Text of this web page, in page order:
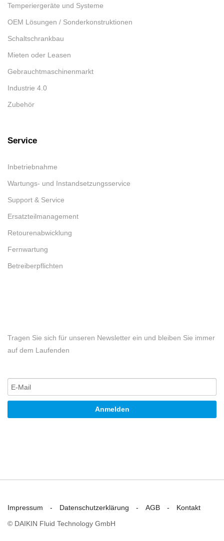
Temperiergeräte und Systeme
OEM Lösungen / Sonderkonstruktionen
Schaltschrankbau
Mieten oder Leasen
Gebrauchtmaschinenmarkt
Industrie 4.0
Zubehör
Service
Inbetriebnahme
Wartungs- und Instandsetzungsservice
Support & Service
Ersatzteilmanagement
Retourenabwicklung
Fernwartung
Betreiberpflichten
Tragen Sie sich für unseren Newsletter ein und bleiben Sie immer
auf dem Laufenden
Anmelden
Impressum Datenschutzerklärung AGB
Kontakt
© DAIKIN Fluid Technology GmbH